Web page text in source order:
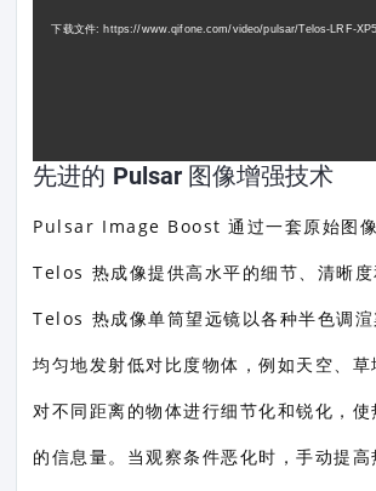
下载文件: https://www.qifone.com/video/pulsar/Telos-LRF-
先进的 Pulsar 图像增强技术
Pulsar Image Boost 通过一套原始图
Telos 热成像提供高水平的细节、清晰度
Telos 热成像单筒望远镜以各种半色调渲
均匀地发射低对比度物体，例如天空、
对不同距离的物体进行细节化和锐化，使
的信息量。当观察条件恶化时，手动提高